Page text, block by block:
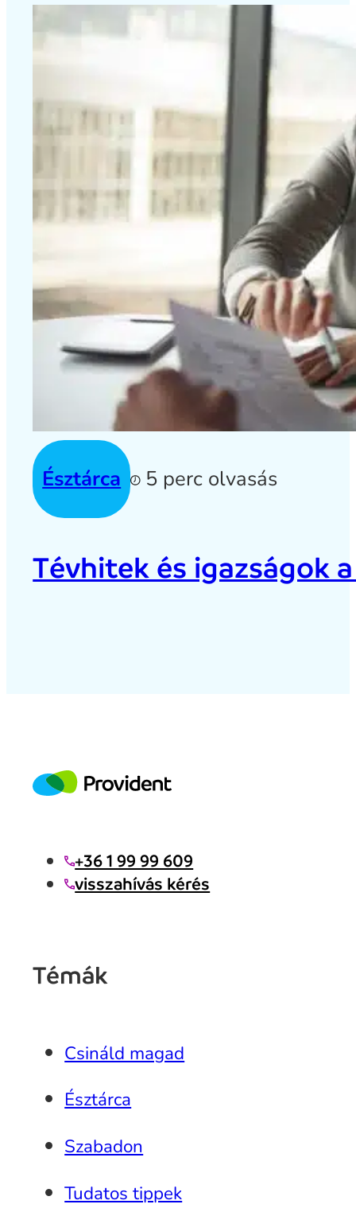
Észtárca 5 perc olvasás
Tévhitek és igazságok
+36 1 99 99 609
visszahívás kérés
Témák
Csináld magad
Észtárca
Szabadon
Tudatos tippek